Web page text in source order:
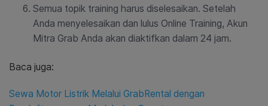
Semua topik training harus diselesaikan. Setelah
Anda menyelesaikan dan lulus Online Training, Akun
Mitra Grab Anda akan diaktifkan dalam 24 jam.
Baca juga:
Sewa Motor Listrik Melalui GrabRental dengan